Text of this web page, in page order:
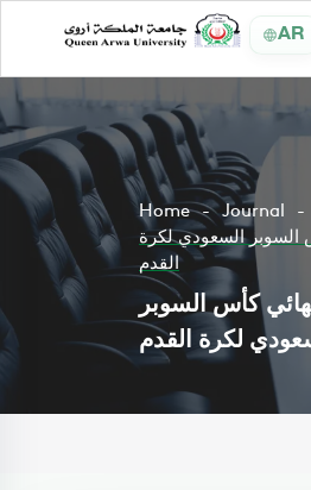
AR
Home
Journal
السوبر السعودي لكرة
القدم
كأس السوبر
لكرة القدم